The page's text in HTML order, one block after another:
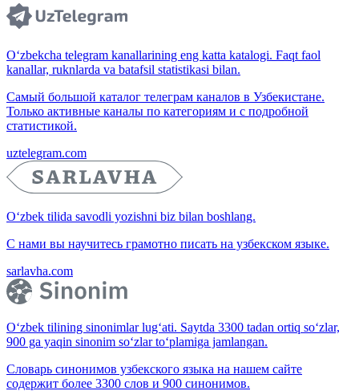
O‘zbekcha telegram kanallarining eng katta katalogi. Faqt faol
kanallar, ruknlarda va batafsil statistikasi bilan.
Самый большой каталог телеграм каналов в Узбекистане.
Только активные каналы по категориям и с подробной
статистикой.
uztelegram.com
O‘zbek tilida savodli yozishni biz bilan boshlang.
С нами вы научитесь грамотно писать на узбекском языке.
sarlavha.com
O‘zbek tilining sinonimlar lug‘ati. Saytda 3300 tadan ortiq so‘zlar,
900 ga yaqin sinonim so‘zlar to‘plamiga jamlangan.
Словарь синонимов узбекского языка на нашем сайте
содержит более 3300 слов и 900 синонимов.